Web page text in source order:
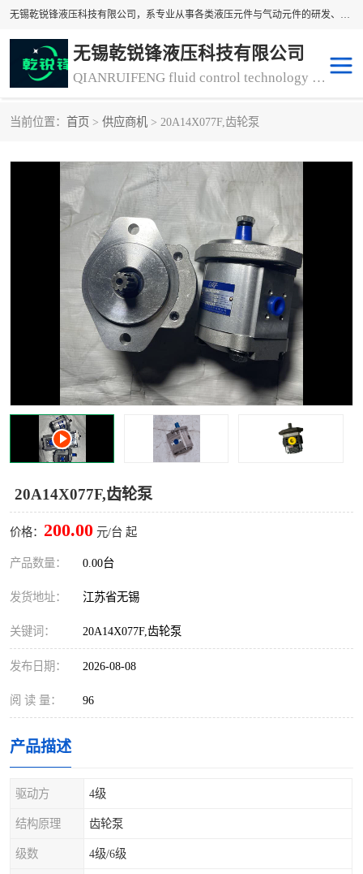
无锡乾锐锋液压科技有限公司，系专业从事各类液压元件与气动元件的研发、生产和销售业务为一体的生产型齿轮泵厂家、液压齿轮泵厂家。主要生产销售风冷式冷却器、液压油风冷却器，冷却器厂家直销、齿轮泵型号、齿轮泵厂家排名详情可来电咨询！
无锡乾锐锋液压科技有限公司
QIANRUIFENG fluid control technology co. LTD
当前位置： 首页 > 供应商机 > 20A14X077F,齿轮泵
20A14X077F,齿轮泵
价格： 200.00 元/台 起
产品数量： 0.00台
发货地址： 江苏省无锡
关键词： 20A14X077F,齿轮泵
发布日期： 2026-08-08
阅 读 量： 96
产品描述
驱动方 4级
结构原理 齿轮泵
级数 4级/6级
冷却器厂家直销 过滤器
离合器、制动器 气动元器件
齿轮泵厂家